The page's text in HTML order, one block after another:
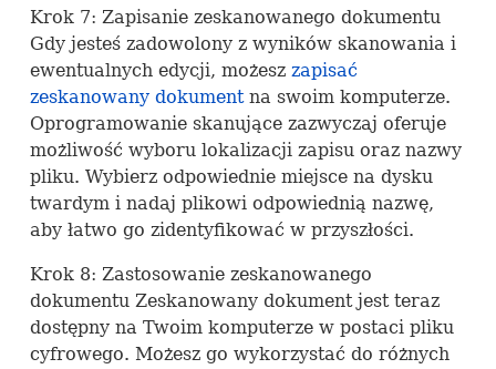
Krok 7: Zapisanie zeskanowanego dokumentu
Gdy jesteś zadowolony z wyników skanowania i
ewentualnych edycji, możesz zapisać
zeskanowany dokumentna swoim komputerze.
Oprogramowanie skanujące zazwyczaj oferuje
możliwość wyboru lokalizacji zapisu oraz nazwy
pliku. Wybierz odpowiednie miejsce na dysku
twardym i nadaj plikowi odpowiednią nazwę,
aby łatwo go zidentyfikować w przyszłości.
Krok 8: Zastosowanie zeskanowanego
dokumentu Zeskanowany dokument jest teraz
dostępny na Twoim komputerze w postaci pliku
cyfrowego. Możesz go wykorzystać do różnych